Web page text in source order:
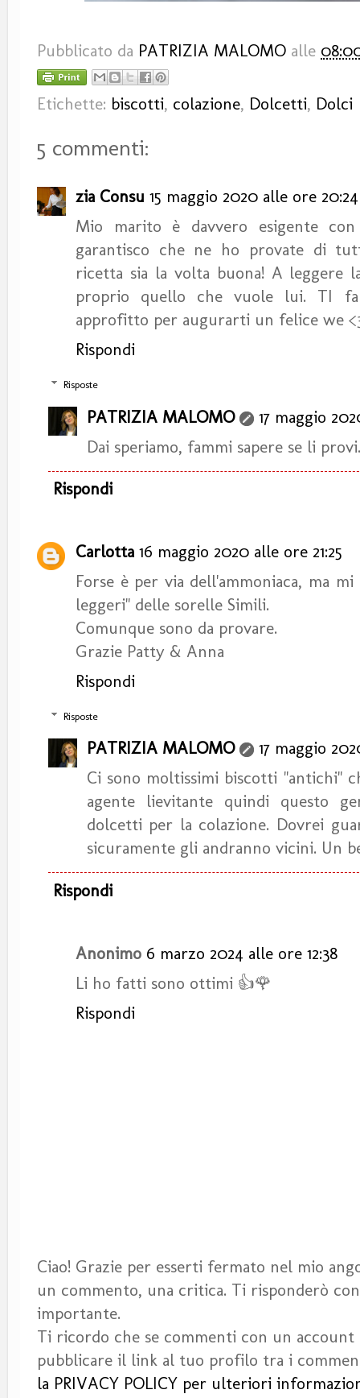
Pubblicato da PATRIZIA MALOMO alle
Etichette: biscotti, colazione, Dolcetti, Dolci
5 commenti:
zia Consu 15 maggio 2020 alle ore 20:24
Mio marito è davvero esigente
garantisco che ne ho provate di
ricetta sia la volta buona! A leggere
proprio quello che vuole lui. TI
approfitto per augurarti un felice we
Rispondi
Risposte
PATRIZIA MALOMO
17 maggio
Dai speriamo, fammi sapere se li
Rispondi
Carlotta 16 maggio 2020 alle ore 21:25
Forse è per via dell'ammoniaca, ma
leggeri" delle sorelle Simili.
Comunque sono da provare.
Grazie Patty & Anna
Rispondi
Risposte
PATRIZIA MALOMO
17 maggio
Ci sono moltissimi biscotti "antichi"
agente lievitante quindi questo
dolcetti per la colazione. Dovrei
sicuramente gli andranno vicini. Un
Rispondi
Anonimo 6 marzo 2024 alle ore 12:38
Li ho fatti sono ottimi 👍🌹
Rispondi
Ciao! Grazie per esserti fermato nel mio
un commento, una critica. Ti risponderò
importante.
Ti ricordo che se commenti con un account
pubblicare il link al tuo profilo tra i
la PRIVACY POLICY per ulteriori